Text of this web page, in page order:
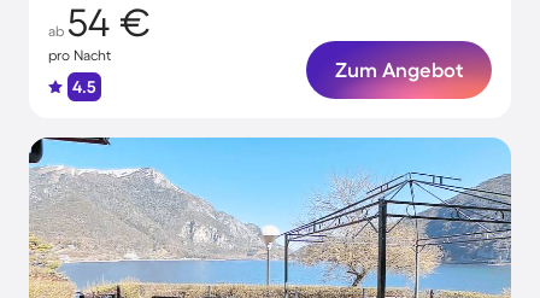
ab 54 €
pro Nacht
4.5
Zum Angebot